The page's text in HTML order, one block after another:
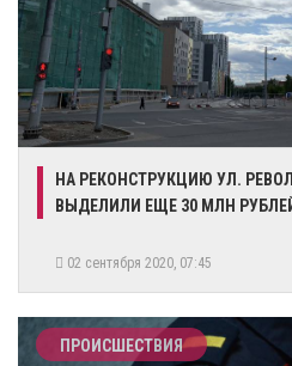
НА РЕКОНСТРУКЦИЮ УЛ.
ВЫДЕЛИЛИ ЕЩЕ 30 МЛН
02 сентября 2020, 07:45
ПРОИСШЕСТВИЯ